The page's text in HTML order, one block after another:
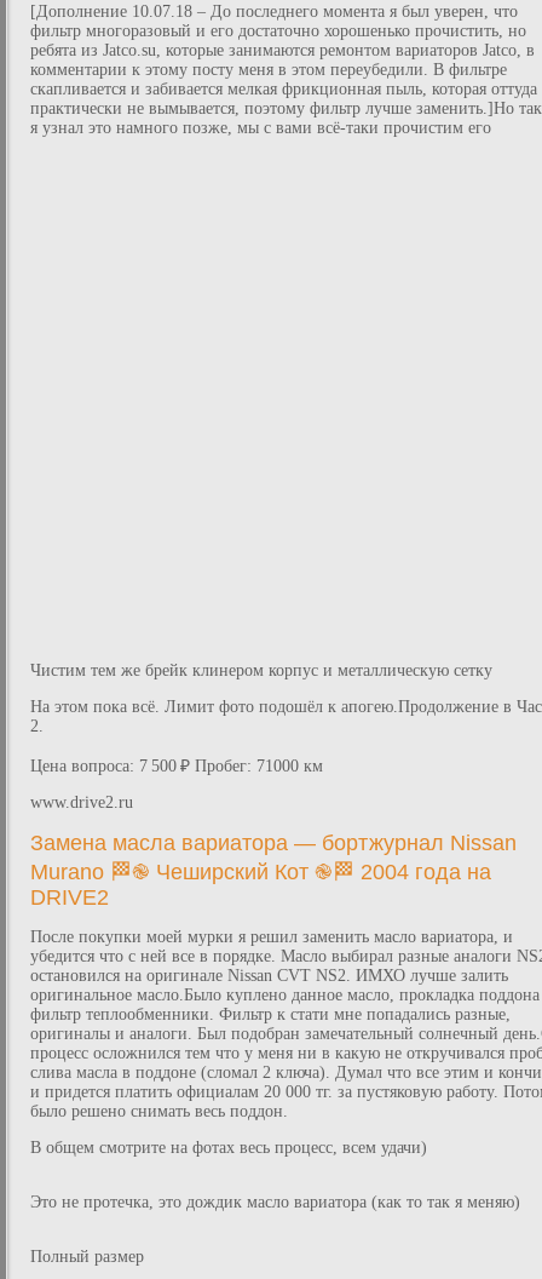
[Дополнение 10.07.18 – До последнего момента я был уверен, что
фильтр многоразовый и его достаточно хорошенько прочистить, но
ребята из Jatco.su, которые занимаются ремонтом вариаторов Jatco, в
комментарии к этому посту меня в этом переубедили. В фильтре
скапливается и забивается мелкая фрикционная пыль, которая оттуда
практически не вымывается, поэтому фильтр лучше заменить.]Но
я узнал это намного позже, мы с вами всё-таки прочистим его
Чистим тем же брейк клинером корпус и металлическую сетку
На этом пока всё. Лимит фото подошёл к апогею.Продолжение в
2.
Цена вопроса: 7 500 ₽ Пробег: 71000 км
www.drive2.ru
Замена масла вариатора — бортжурнал Nissan
Murano 🏁֎ Чеширский Кот ֎🏁 2004 года на
DRIVE2
После покупки моей мурки я решил заменить масло вариатора, и
убедится что с ней все в порядке. Масло выбирал разные аналоги
остановился на оригинале Nissan CVT NS2. ИМХО лучше залить
оригинальное масло.Было куплено данное масло, прокладка
фильтр теплообменники. Фильтр к стати мне попадались разные,
оригиналы и аналоги. Был подобран замечательный солнечный
процесс осложнился тем что у меня ни в какую не откручивался
слива масла в поддоне (сломал 2 ключа). Думал что все этим и
и придется платить официалам 20 000 тг. за пустяковую работу.
было решено снимать весь поддон.
В общем смотрите на фотах весь процесс, всем удачи)
Это не протечка, это дождик масло вариатора (как то так я меняю)
Полный размер